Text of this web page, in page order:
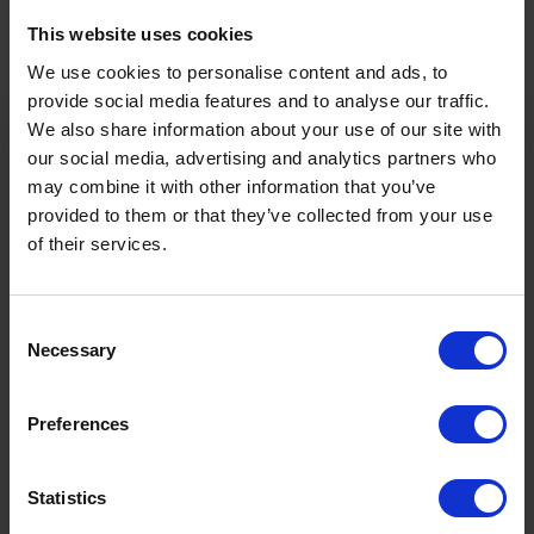
This website uses cookies
We use cookies to personalise content and ads, to
provide social media features and to analyse our traffic.
We also share information about your use of our site with
our social media, advertising and analytics partners who
may combine it with other information that you’ve
provided to them or that they’ve collected from your use
of their services.
Selection
Necessary
Preferences
Statistics
Sportarten
Schwierigkeit Mittel
Startpunkt Gipfelhaus Grubigstein
Endpunkt
Höchster Punkt
Ö3 Silent Cinema Open Air Kino Tour
presented by Erste Bank und Sparkasse“
kommt am